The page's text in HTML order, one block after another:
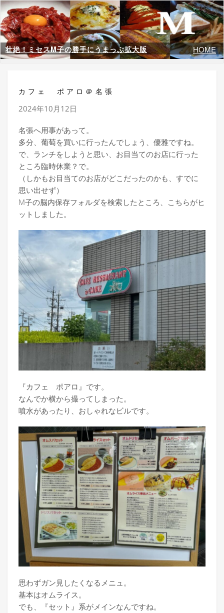
壮絶！ミセスM子の勝手にうまっぷ拡大版 HOME
カフェ ポアロ＠名張
2024年10月12日
名張へ用事があって。
多分、葡萄を買いに行ったんでしょう、優雅ですね。
で、ランチをしようと思い、お目当てのお店に行った
ところ臨時休業？で。
（しかもお目当てのお店がどこだったのかも、すでに
思い出せず）
M子の脳内保存フォルダを検索したところ、こちらがヒ
ットしました。
『カフェ ポアロ』です。
なんでか横から撮ってしまった。
噴水があったり、おしゃれなビルです。
思わずガン見したくなるメニュ。
基本はオムライス。
でも、『セット』系がメインなんですね。